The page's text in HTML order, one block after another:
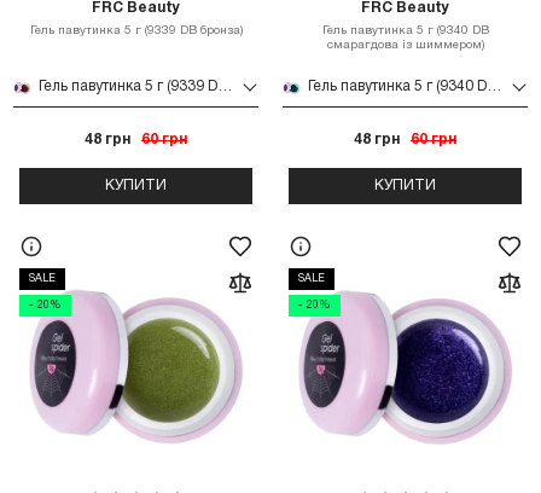
FRC Beauty
Гель павутинка 5 г (9339 DB бронза)
Гель павутинка 5 г (9339 DB бронза)
48 грн 60 грн
КУПИТИ
FRC Beauty
Гель павутинка 5 г (9340 DB
смарагдова із шиммером)
Гель павутинка 5 г (9340 DB смарагдова із шиммером)
48 грн 60 грн
КУПИТИ
SALE
- 20%
SALE
- 20%